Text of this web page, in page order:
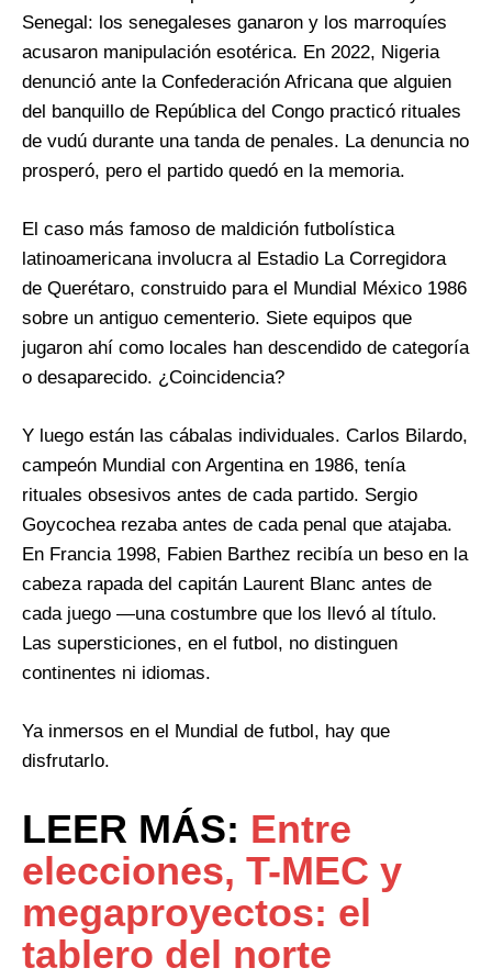
Senegal: los senegaleses ganaron y los marroquíes
acusaron manipulación esotérica. En 2022, Nigeria
denunció ante la Confederación Africana que alguien
del banquillo de República del Congo practicó rituales
de vudú durante una tanda de penales. La denuncia no
prosperó, pero el partido quedó en la memoria.
El caso más famoso de maldición futbolística
latinoamericana involucra al Estadio La Corregidora
de Querétaro, construido para el Mundial México 1986
sobre un antiguo cementerio. Siete equipos que
jugaron ahí como locales han descendido de categoría
o desaparecido. ¿Coincidencia?
Y luego están las cábalas individuales. Carlos Bilardo,
campeón Mundial con Argentina en 1986, tenía
rituales obsesivos antes de cada partido. Sergio
Goycochea rezaba antes de cada penal que atajaba.
En Francia 1998, Fabien Barthez recibía un beso en la
cabeza rapada del capitán Laurent Blanc antes de
cada juego —una costumbre que los llevó al título.
Las supersticiones, en el futbol, no distinguen
continentes ni idiomas.
Ya inmersos en el Mundial de futbol, hay que
disfrutarlo.
LEER MÁS: Entre
elecciones, T-MEC y
megaproyectos: el
tablero del norte